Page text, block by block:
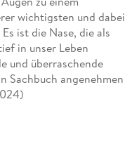
wichtigsten und dabei
ist die Nase, die als
in unser Leben
und überraschende
Sachbuch angenehmen